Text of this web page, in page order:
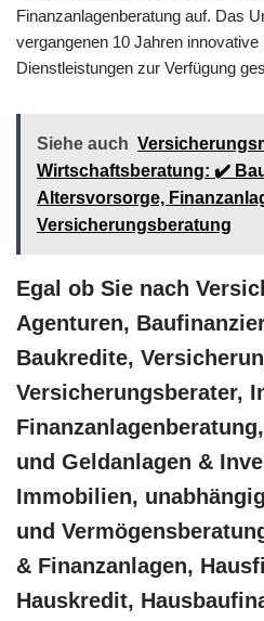
Finanzanlagenberatung auf. Das
vergangenen 10 Jahren
Dienstleistungen zur Verfügung
Siehe auch
Wirtschaftsberatung: ✔️
Altersvorsorge,
Versicherungsberatung
Egal ob Sie nach
Agenturen,
Baukredite,
Versicherungsberater,
und Geldanlagen &
Immobilien,
und
& Finanzanlagen,
Hauskredit,